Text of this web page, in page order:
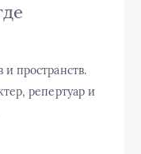
пространств.
репертуар и